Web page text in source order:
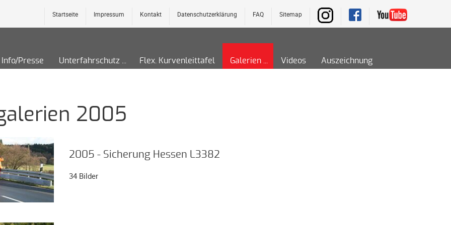
Sitemap
FAQ
Datenschutzerklärung
Kontakt
Impressum
Startseite
Info/Presse Unterfahrschutz Flex. Kurvenleittafel Galerien Videos Auszeichnung
2005
2005 - Sicherung Hessen L3382
34 Bilder